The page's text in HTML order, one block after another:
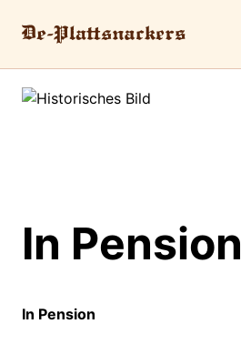
In Pension
In Pension